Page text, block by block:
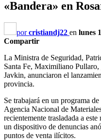
«Bandera» en
porcristiandj22 en lunes
Compartir
La Ministra de Seguridad,
Santa Fe, Maximiliano
Javkin, anunciaron el
provincia.
Se trabajará en un programa
Agencia Nacional de
recientemente trasladada a
un dispositivo de denuncias
puntos de venta ilícitos.